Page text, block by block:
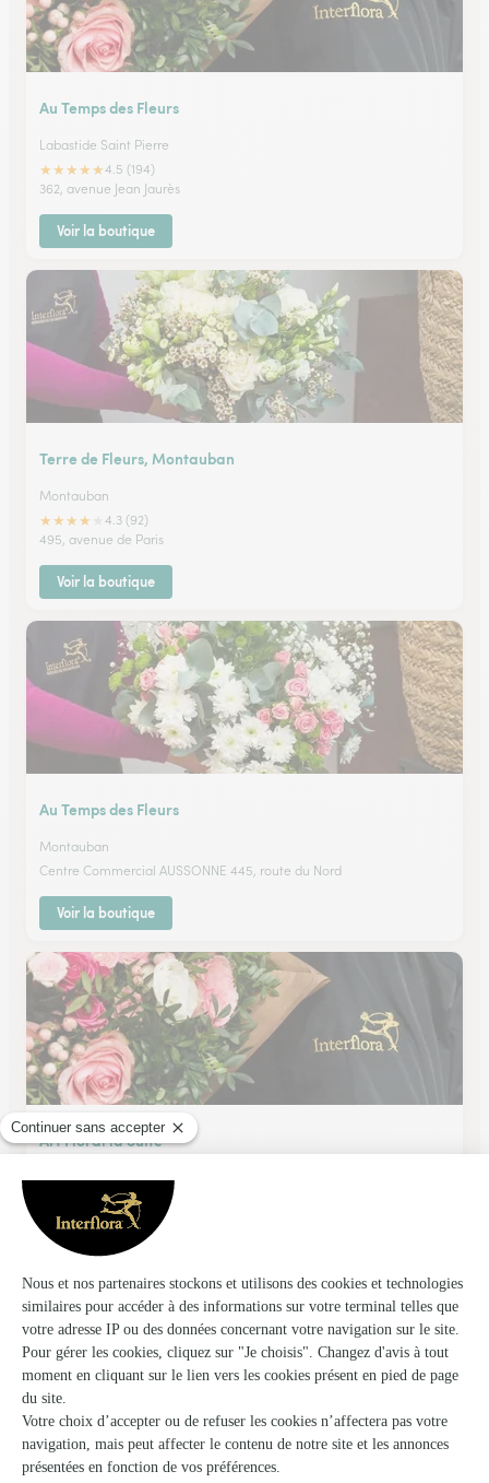
Au Temps des Fleurs
Labastide Saint Pierre
★★★★★4.5 (194)
362, avenue Jean Jaurès
Voir la boutique
Terre de Fleurs, Montauban
Montauban
★★★★
4.3 (92)
495, avenue de Paris
Voir la boutique
Au Temps des Fleurs
Montauban
Centre Commercial AUSSONNE 445, route du Nord
Voir la boutique
Art Floral la Suite
Valence D Agen
★4.7 (111)
20, Place Nationale
Voir la boutique